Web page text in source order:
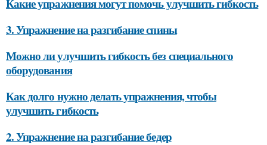
3. Упражнение на разгибание спины
Можно ли улучшить гибкость без специального
оборудования
Как долго нужно делать упражнения, чтобы
улучшить гибкость
2. Упражнение на разгибание бедер